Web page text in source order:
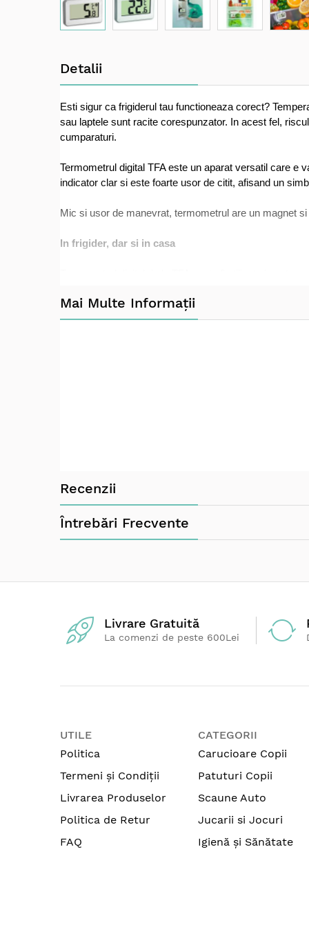
the
beginning
the
images
gallery
Detalii
Esti sigur ca frigiderul tau functioneaza corect?
sau laptele sunt racite corespunzator. In acest fel,
cumparaturi.
Termometrul digital TFA este un aparat versatil care e
indicator clar si este foarte usor de citit, afisand un
Mic si usor de manevrat, termometrul are un magnet
In frigider, dar si in casa
Termometrul digital de la TFA poate fi utilizat si
SPECIFICATII
Mai Multe Informații
Recenzii
Întrebări Frecvente
Livrare Gratuită
La comenzi de peste 600Lei
UTILE
Politica
Termeni și Condiții
Livrarea Produselor
Politica de Retur
FAQ
CATEGORII
Carucioare Copii
Patuturi Copii
Scaune Auto
Jucarii si Jocuri
Igienă și Sănătate